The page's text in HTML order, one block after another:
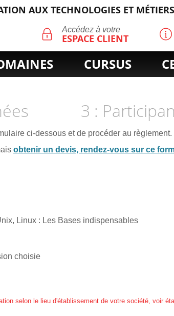
AUX TECHNOLOGIES ET
Accédez à votre
ESPACE CLIENT
CURSUS
3 :
ci-dessous et de procéder au règlement.
obtenir un devis, rendez-vous sur ce
Linux : Les Bases indispensables
choisie
selon le lieu d'établissement de votre société, voir